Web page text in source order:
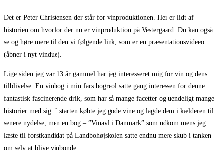
Det er Peter Christensen der står for vinproduktionen. Her er lidt af
historien om hvorfor der nu er vinproduktion på Vestergaard. Du kan også
se og høre mere til den vi følgende link, som er en præsentationsvideeo
(åbner i nyt vindue).
Lige siden jeg var 13 år gammel har jeg interesseret mig for vin og dens
tilblivelse. En vinbog i min fars bogreol satte gang interessen for denne
fantastisk fascinerende drik, som har så mange facetter og uendeligt mange
historier med sig. I starten købte jeg gode vine og lagde dem i kælderen til
senere nydelse, men en bog – ”Vinavl i Danmark” som udkom mens jeg
læste til forstkandidat på Landbohøjskolen satte endnu mere skub i tanken
om selv at blive vinbonde.